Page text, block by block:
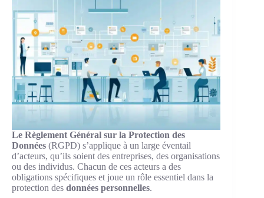
Le Règlement Général sur la Protection des
Données (RGPD) s’applique à un large éventail
d’acteurs, qu’ils soient des entreprises, des organisations
ou des individus. Chacun de ces acteurs a des
obligations spécifiques et joue un rôle essentiel dans la
protection des données personnelles.